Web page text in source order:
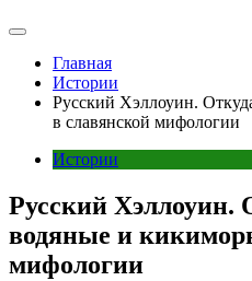
Главная
Истории
Русский Хэллоуин.
в славянской мифологии
Истории
Русский Хэллоуин.
водяные и
мифологии